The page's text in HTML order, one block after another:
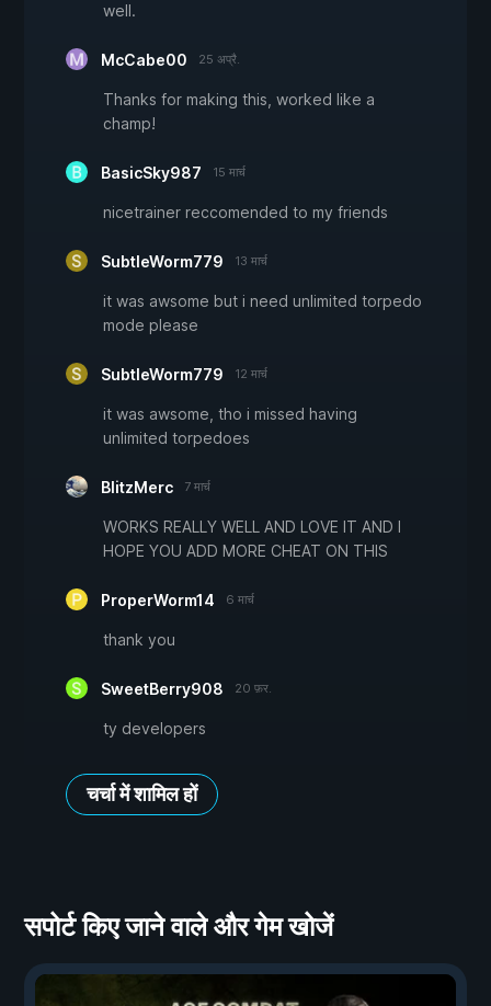
well.
McCabe00 25 अप्रै.
Thanks for making this, worked like a
champ!
BasicSky987 15 मार्च
nicetrainer reccomended to my friends
SubtleWorm779 13 मार्च
it was awsome but i need unlimited torpedo
mode please
SubtleWorm779 12 मार्च
it was awsome, tho i missed having
unlimited torpedoes
BlitzMerc 7 मार्च
WORKS REALLY WELL AND LOVE IT AND I
HOPE YOU ADD MORE CHEAT ON THIS
ProperWorm14 6 मार्च
thank you
SweetBerry908 20 फ़र.
ty developers
चर्चा में शामिल हों
सपोर्ट किए जाने वाले और गेम खोजें